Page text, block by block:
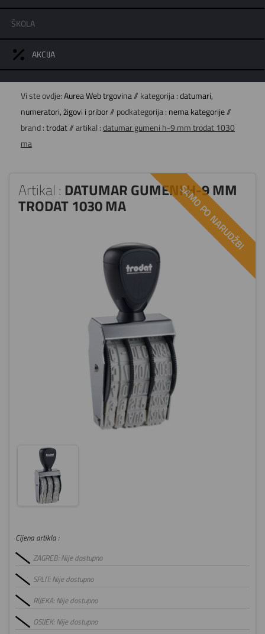
ŠKOLA
AKCIJA
Vi ste ovdje: Aurea Web trgovina// kategorija : datumari,
numeratori, žigovi i pribor// podkategorija : nema kategorije//
brand : trodat// artikal : datumar gumeni h-9 mm trodat 1030
ma
SAMO PO NARUDŽBI
Artikal : DATUMAR GUMENI H-9 MM
TRODAT 1030 MA
Cijena artikla :
ZAGREB: Nije dostupno
SPLIT: Nije dostupno
RIJEKA: Nije dostupno
OSIJEK: Nije dostupno